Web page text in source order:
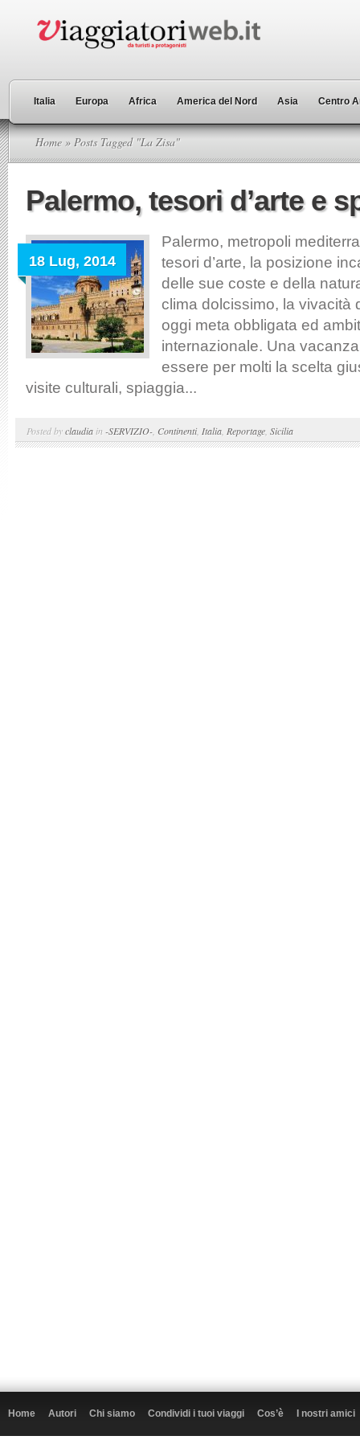
Italia Europa Africa America del Nord Asia Centro
Home » Posts Tagged "La Zisa"
Palermo, tesori d’arte e
18 Lug, 2014
Palermo, metropoli
tesori d’arte, la posizione
delle sue coste e della
clima dolcissimo, la vivacità
oggi meta obbligata ed
internazionale. Una
essere per molti la scelta
visite culturali, spiaggia...
Posted byclaudia in -SERVIZIO- Continenti, Italia Reportage Sicilia
Home Autori Chi siamo Condividi i tuoi viaggi Cos’è I nostri amici